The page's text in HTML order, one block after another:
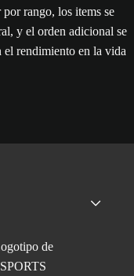
rango, los items se
y el orden adicional se
el rendimiento en la vida